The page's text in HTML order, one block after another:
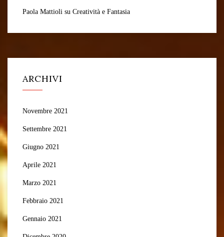
Paola Mattioli su Creatività e Fantasia
ARCHIVI
Novembre 2021
Settembre 2021
Giugno 2021
Aprile 2021
Marzo 2021
Febbraio 2021
Gennaio 2021